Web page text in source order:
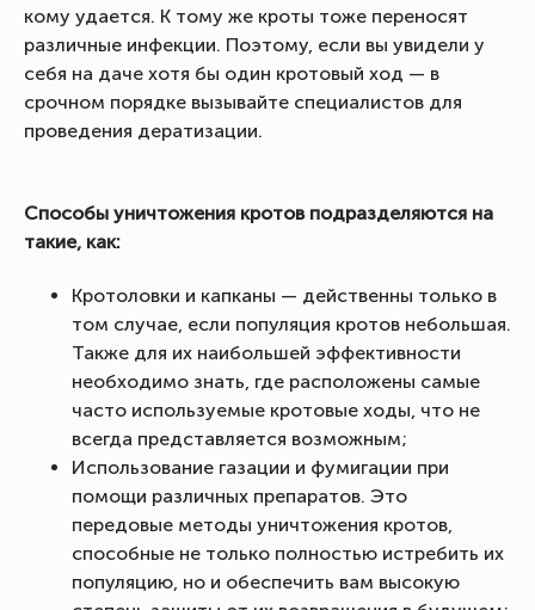
кому удается. К тому же кроты тоже переносят
различные инфекции. Поэтому, если вы увидели у
себя на даче хотя бы один кротовый ход — в
срочном порядке вызывайте специалистов для
проведения дератизации.
Способы уничтожения кротов подразделяются на
такие, как:
Кротоловки и капканы — действенны только в
том случае, если популяция кротов небольшая.
Также для их наибольшей эффективности
необходимо знать, где расположены самые
часто используемые кротовые ходы, что не
всегда представляется возможным;
Использование газации и фумигации при
помощи различных препаратов. Это
передовые методы уничтожения кротов,
способные не только полностью истребить их
популяцию, но и обеспечить вам высокую